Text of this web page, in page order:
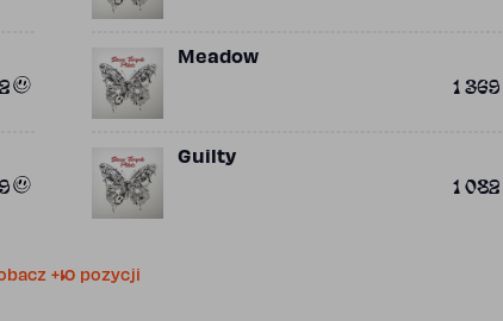
Meadow
1 369
Guilty
1 082
+10 pozycji